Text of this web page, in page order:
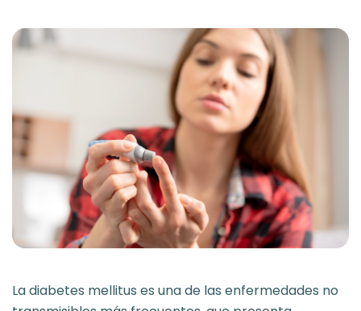
La diabetes mellitus es una de las enfermedades no